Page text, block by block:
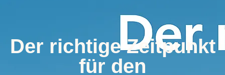
Der richtige Zeitpunkt
für den